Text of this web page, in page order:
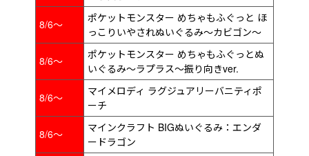
8/6～
ポケットモンスター めちゃもふぐっと ほ
っこりいやされぬいぐるみ～カビゴン～
8/6～
ポケットモンスター めちゃもふぐっとぬ
いぐるみ～ラプラス～振り向きver.
8/6～
マイメロディ ラグジュアリーバニティポ
ーチ
8/6～
マインクラフト BIGぬいぐるみ：エンダ
ードラゴン